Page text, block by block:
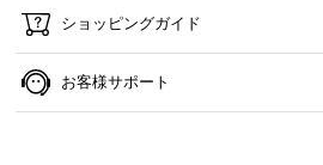
ショッピングガイド
お客様サポート